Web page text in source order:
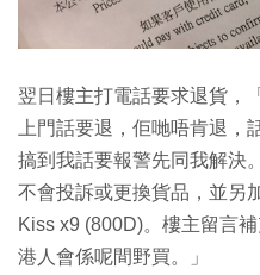
翌日樓主打電話要求退貨，
上門話要退，佢哋唔肯退，
搞到我話要報警先同我解決
不會投訴或更換貨品，並另
Kiss x9 (800D)。樓主留言
港人會係呢間野買。」